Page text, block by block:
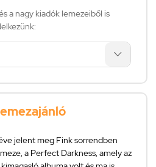
a nagy kiadók lemezeiből is
jelent meg Fink sorrendben
a Perfect Darkness, amely az